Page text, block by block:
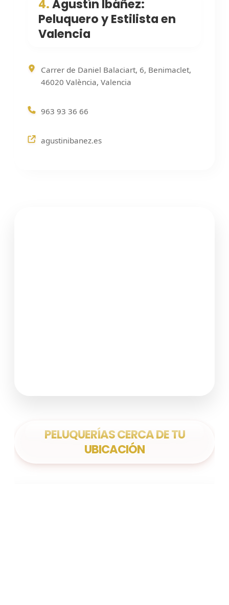
4.Agustín Ibáñez:
Peluquero y Estilista en
Valencia
Carrer de Daniel Balaciart, 6, Benimaclet,
46020 València, Valencia
963 93 36 66
agustinibanez.es
PELUQUERÍAS CERCA DE TU
UBICACIÓN